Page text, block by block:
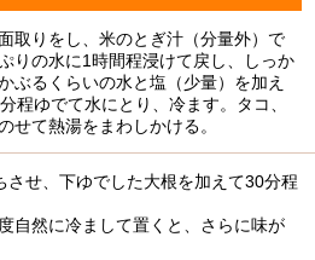
取りをし、米のとぎ汁（分量外）で
りの水に1時間程浸けて戻し、しっか
ぶるくらいの水と塩（少量）を加え
程ゆでて水にとり、冷ます。タコ、
せて熱湯をまわしかける。
させ、下ゆでした大根を加えて30分程
自然に冷まして置くと、さらに味が